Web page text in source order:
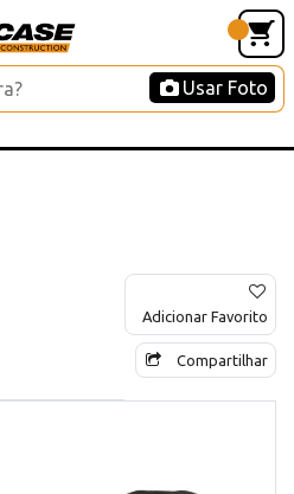
Usar Foto
Adicionar Favorito
Compartilhar